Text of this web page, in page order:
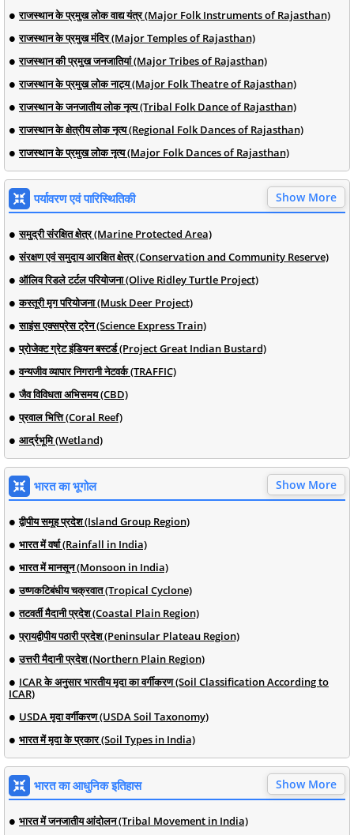
राजस्थान के प्रमुख लोक वाद्य यंत्र (Major Folk Instruments of Rajasthan)
राजस्थान के प्रमुख मंदिर (Major Temples of Rajasthan)
राजस्थान की प्रमुख जनजातियां (Major Tribes of Rajasthan)
राजस्थान के प्रमुख लोक नाट्य (Major Folk Theatre of Rajasthan)
राजस्थान के जनजातीय लोक नृत्य (Tribal Folk Dance of Rajasthan)
राजस्थान के क्षेत्रीय लोक नृत्य (Regional Folk Dances of Rajasthan)
राजस्थान के प्रमुख लोक नृत्य (Major Folk Dances of Rajasthan)
पर्यावरण एवं पारिस्थितिकी Show More
समुद्री संरक्षित क्षेत्र (Marine Protected Area)
संरक्षण एवं समुदाय आरक्षित क्षेत्र (Conservation and Community Reserve)
ऑलिव रिडले टर्टल परियोजना (Olive Ridley Turtle Project)
कस्तूरी मृग परियोजना (Musk Deer Project)
साइंस एक्सप्रेस ट्रेन (Science Express Train)
प्रोजेक्ट ग्रेट इंडियन बस्टर्ड (Project Great Indian Bustard)
वन्यजीव व्यापार निगरानी नेटवर्क (TRAFFIC)
जैव विविधता अभिसमय (CBD)
प्रवाल भित्ति (Coral Reef)
आर्द्रभूमि (Wetland)
भारत का भूगोल Show More
द्वीपीय समूह प्रदेश (Island Group Region)
भारत में वर्षा (Rainfall in India)
भारत में मानसून (Monsoon in India)
उष्णकटिबंधीय चक्रवात (Tropical Cyclone)
तटवर्ती मैदानी प्रदेश (Coastal Plain Region)
प्रायद्वीपीय पठारी प्रदेश (Peninsular Plateau Region)
उत्तरी मैदानी प्रदेश (Northern Plain Region)
ICAR के अनुसार भारतीय मृदा का वर्गीकरण (Soil Classification According to
ICAR)
USDA मृदा वर्गीकरण (USDA Soil Taxonomy)
भारत में मृदा के प्रकार (Soil Types in India)
भारत का आधुनिक इतिहास Show More
भारत में जनजातीय आंदोलन (Tribal Movement in India)